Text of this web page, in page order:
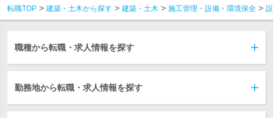
転職TOP 建築・土木から探す 建築・土木 施工管理・設備・環境保全
職種から転職・求人情報を探す
勤務地から転職・求人情報を探す